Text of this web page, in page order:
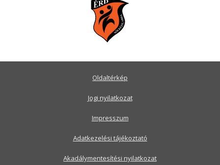
Oldaltérkép
Jogi nyilatkozat
Impresszum
Adatkezelési tájékoztató
Akadálymentesítési nyilatkozat